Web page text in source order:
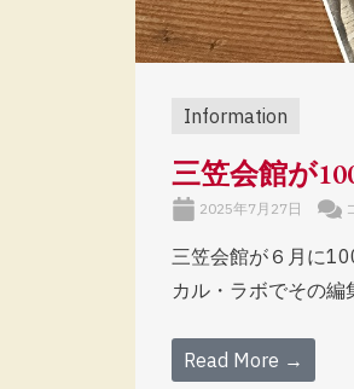
Information
三笠会館が
2025年7月27日
三笠会館が６月に
カル・ラボでその編
Read More →